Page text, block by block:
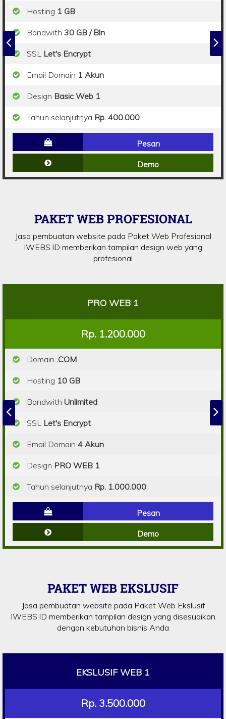
Hosting 1 GB
Bandwith 30 GB / Bln
SSL Let's Encrypt
Email Domain 1 Akun
Design Basic Web 1
Tahun selanjutnya Rp. 400.000
Pesan
Demo
PAKET WEB PROFESIONAL
Jasa pembuatan website pada Paket Web Profesional
IWEBS.ID memberikan tampilan design web yang
profesional
PRO WEB 1
Rp. 1.200.000
Domain .COM
Hosting 10 GB
Bandwith Unlimited
SSL Let's Encrypt
Email Domain 4 Akun
Design PRO WEB 1
Tahun selanjutnya Rp. 1.000.000
Pesan
Demo
PAKET WEB EKSLUSIF
Jasa pembuatan website pada Paket Web Ekslusif
IWEBS.ID memberikan tampilan design yang disesuaikan
dengan kebutuhan bisnis Anda
EKSLUSIF WEB 1
Rp. 3.500.000